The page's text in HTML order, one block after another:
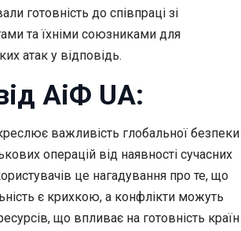
готовність до співпраці зі
та їхніми союзниками для
атак у відповідь.
АіФ UA:
важливість глобальної безпеки
операцій від наявності сучасних
це нагадування про те, що
є крихкою, а конфлікти можуть
що впливає на готовність країн